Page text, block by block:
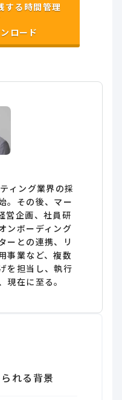
する時間管理
ロード
ィング業界の採
。その後、マー
営企画、社員研
ンボーディング
ーとの連携、リ
事業など、複数
を担当し、執行
現在に至る。
れる背景